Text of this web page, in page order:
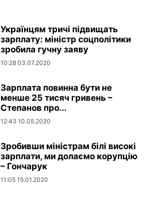
Українцям тричі підвищать
зарплату: міністр соцполітики
зробила гучну заяву
10:28 03.07.2020
Зарплата повинна бути не
менше 25 тисяч гривень –
Степанов про...
12:43 10.05.2020
Зробивши міністрам білі високі
зарплати, ми долаємо корупцію
– Гончарук
11:05 15.01.2020